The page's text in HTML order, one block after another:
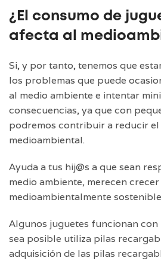
¿El consumo de
afecta al
Si, y por tanto, tenemos que
los problemas que puede
al medio ambiente e intentar
consecuencias, ya que con
podremos contribuir a reducir
medioambiental.
Ayuda a tus hij@s a que sean
medio ambiente, merecen
medioambientalmente
Algunos juguetes funcionan con
sea posible utiliza pilas
adquisición de las pilas